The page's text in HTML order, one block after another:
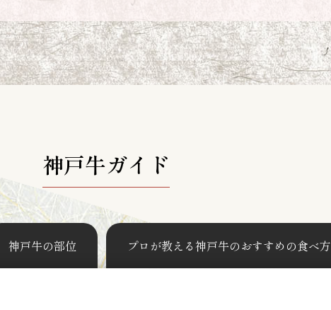
神戸牛ガイド
神戸牛の部位 プロが教える神戸牛のおすすめの食べ方